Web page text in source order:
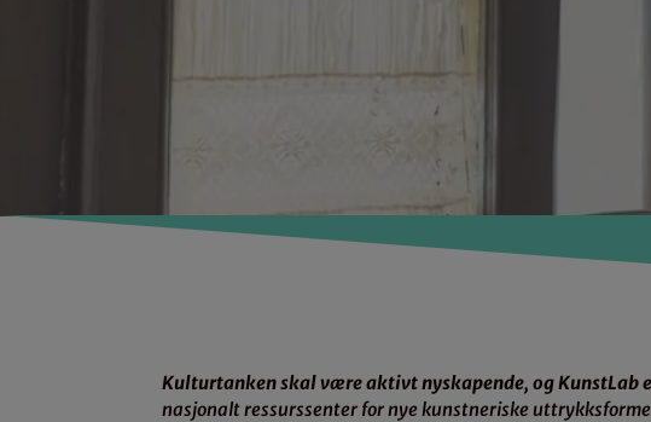
Kulturtanken skal være aktivt nyskapende, og KunstLab
nasjonalt ressurssenter for nye kunstneriske